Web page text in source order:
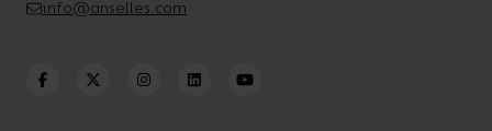
info@anselles.com